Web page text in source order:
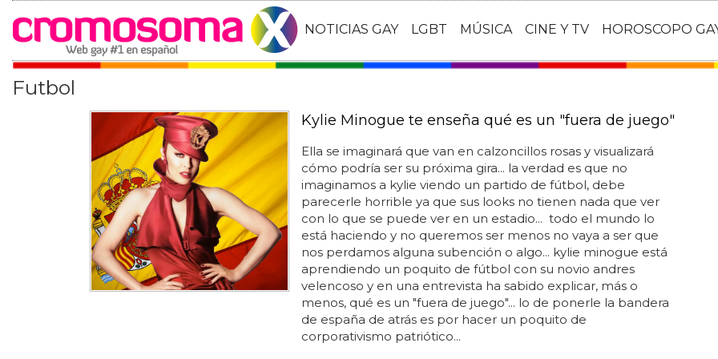
NOTICIAS GAY LGBT MÚSICA CINE Y TV HOROSCOPO
Futbol
Kylie Minogue te enseña qué es un "fuera de juego"
Ella se imaginará que van en calzoncillos rosas y visualizará
cómo podría ser su próxima gira... la verdad es que no
imaginamos a kylie viendo un partido de fútbol, debe
parecerle horrible ya que sus looks no tienen nada que ver
con lo que se puede ver en un estadio... todo el mundo lo
está haciendo y no queremos ser menos no vaya a ser que
nos perdamos alguna subención o algo... kylie minogue está
aprendiendo un poquito de fútbol con su novio andres
velencoso y en una entrevista ha sabido explicar, más o
menos, qué es un "fuera de juego"... lo de ponerle la bandera
de españa de atrás es por hacer un poquito de
corporativismo patriótico...